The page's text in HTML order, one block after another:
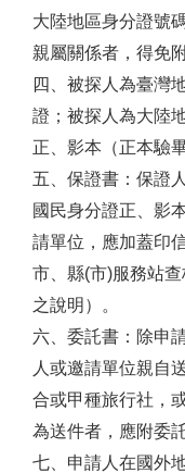
大陸地區身分證號
親屬關係者，得免
四、被探人為臺灣
證；被探人為大陸
正、影本（正本驗
五、保證書：保證
國民身分證正、影
請單位，應加蓋印
市、縣(市)服務站
之說明）。
六、委託書：除申
人或邀請單位親自
合或甲種旅行社，
為送件者，應附委託
七、申請人在國外